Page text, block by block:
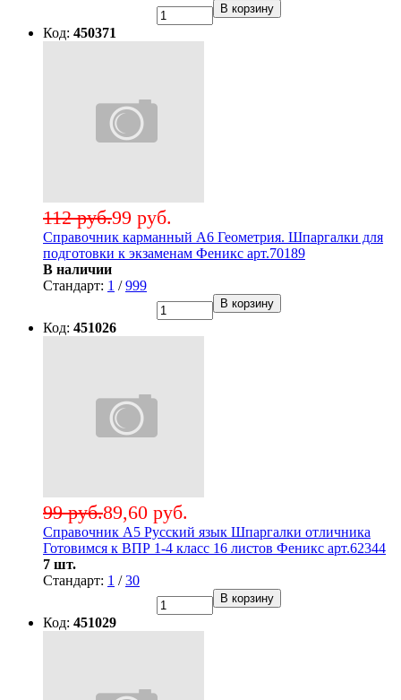
В корзину
Код: 450371
99 руб.
112 руб.
Справочник карманный А6 Геометрия. Шпаргалки для
подготовки к экзаменам Феникс арт.70189
В наличии
Стандарт: 1 /999
В корзину
Код: 451026
89,60 руб.
99 руб.
Справочник А5 Русский язык Шпаргалки отличника
Готовимся к ВПР 1-4 класс 16 листов Феникс арт.62344
7 шт.
Стандарт: 1 /30
В корзину
Код: 451029